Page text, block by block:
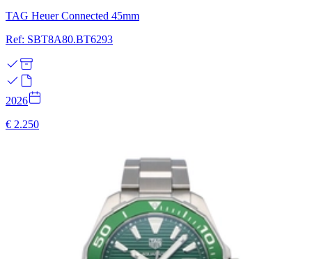
TAG Heuer Connected 45mm
Ref: SBT8A80.BT6293
2026
€ 2.250